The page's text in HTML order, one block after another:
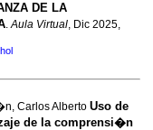
DE LA
.Aula Virtual, Dic 2025,
Carlos Alberto Uso de
de la comprensi�n